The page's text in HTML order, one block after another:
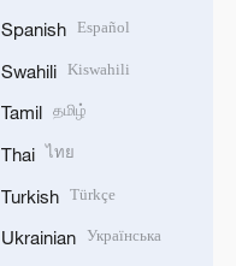
Spanish Español
Swahili Kiswahili
Tamil தமிழ்
Thai ไทย
Turkish Türkçe
Ukrainian Українська